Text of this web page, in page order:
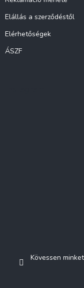
Elállás a szerződéstől
Elérhetőségek
ÁSZF
Kövessen